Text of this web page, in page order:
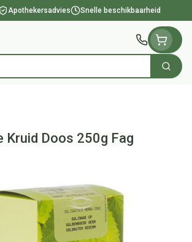
Apothekersadvies Snelle beschikbaarheid
Zoek
Kruid Doos 250g Fag